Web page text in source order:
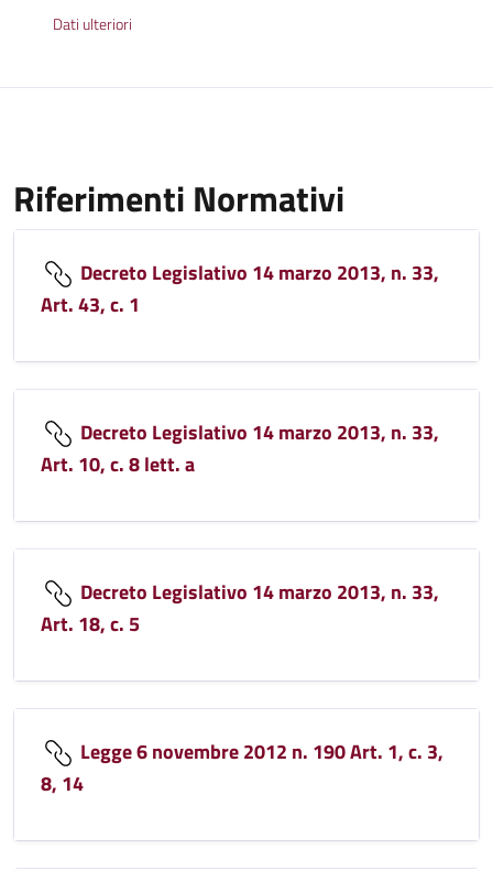
Dati ulteriori
Riferimenti Normativi
Decreto Legislativo 14 marzo 2013, n. 33,
Art. 43, c. 1
Decreto Legislativo 14 marzo 2013, n. 33,
Art. 10, c. 8 lett. a
Decreto Legislativo 14 marzo 2013, n. 33,
Art. 18, c. 5
Legge 6 novembre 2012 n. 190 Art. 1, c. 3,
8, 14